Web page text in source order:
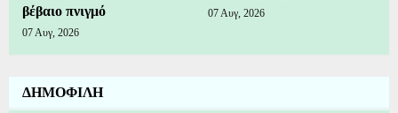
βέβαιο πνιγμό
07 Αυγ, 2026
07 Αυγ, 2026
ΔΗΜΟΦΙΛΗ